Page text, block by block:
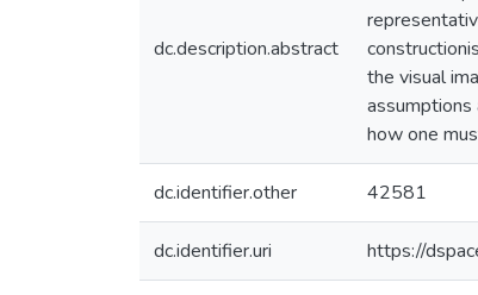
dc.description.abstract
the visual
assumptions
how one
dc.identifier.other 42581
dc.identifier.uri https://